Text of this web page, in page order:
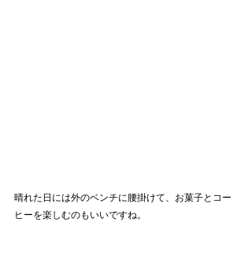
晴れた日には外のベンチに腰掛けて、お菓子とコー
ヒーを楽しむのもいいですね。